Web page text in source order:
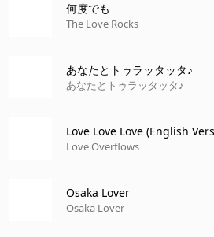
何度でも
The Love Rocks
あなたとトゥラッタッタ♪
あなたとトゥラッタッタ♪
Love Love Love (English
Love Overflows
Osaka Lover
Osaka Lover